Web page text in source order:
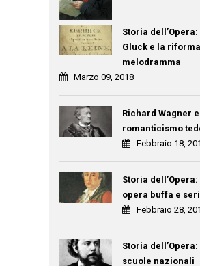
Storia dell’Opera:
Gluck e la riforma
melodramma
Marzo 09, 2018
Richard Wagner
romanticismo
Febbraio 18,
Storia dell’Opera:
opera buffa e
Febbraio 28,
Storia dell’Opera:
scuole nazionali